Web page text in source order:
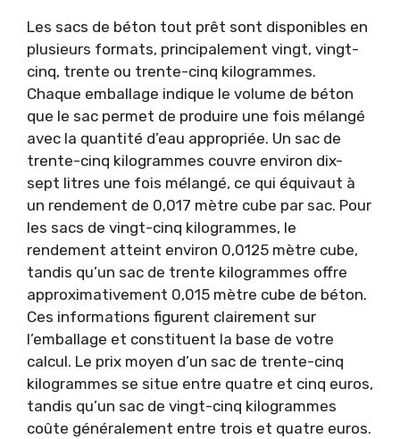
Les sacs de béton tout prêt sont disponibles en
plusieurs formats, principalement vingt, vingt-
cinq, trente ou trente-cinq kilogrammes.
Chaque emballage indique le volume de béton
que le sac permet de produire une fois mélangé
avec la quantité d’eau appropriée. Un sac de
trente-cinq kilogrammes couvre environ dix-
sept litres une fois mélangé, ce qui équivaut à
un rendement de 0,017 mètre cube par sac. Pour
les sacs de vingt-cinq kilogrammes, le
rendement atteint environ 0,0125 mètre cube,
tandis qu’un sac de trente kilogrammes offre
approximativement 0,015 mètre cube de béton.
Ces informations figurent clairement sur
l’emballage et constituent la base de votre
calcul. Le prix moyen d’un sac de trente-cinq
kilogrammes se situe entre quatre et cinq euros,
tandis qu’un sac de vingt-cinq kilogrammes
coûte généralement entre trois et quatre euros.